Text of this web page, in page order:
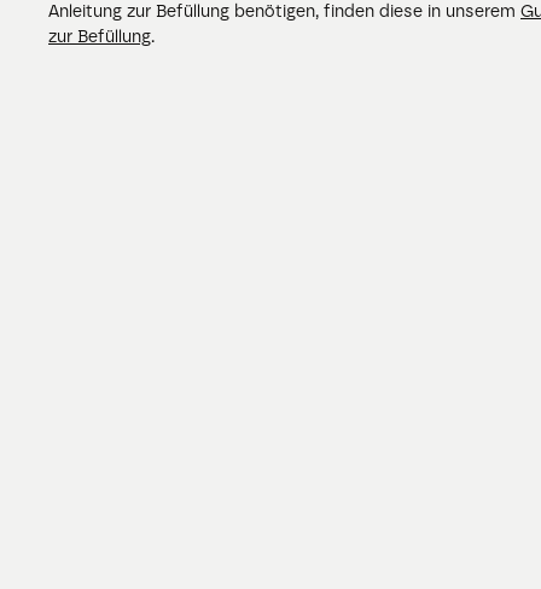
Anleitung zur Befüllung benötigen, finden diese in unserem
zur Befüllung.